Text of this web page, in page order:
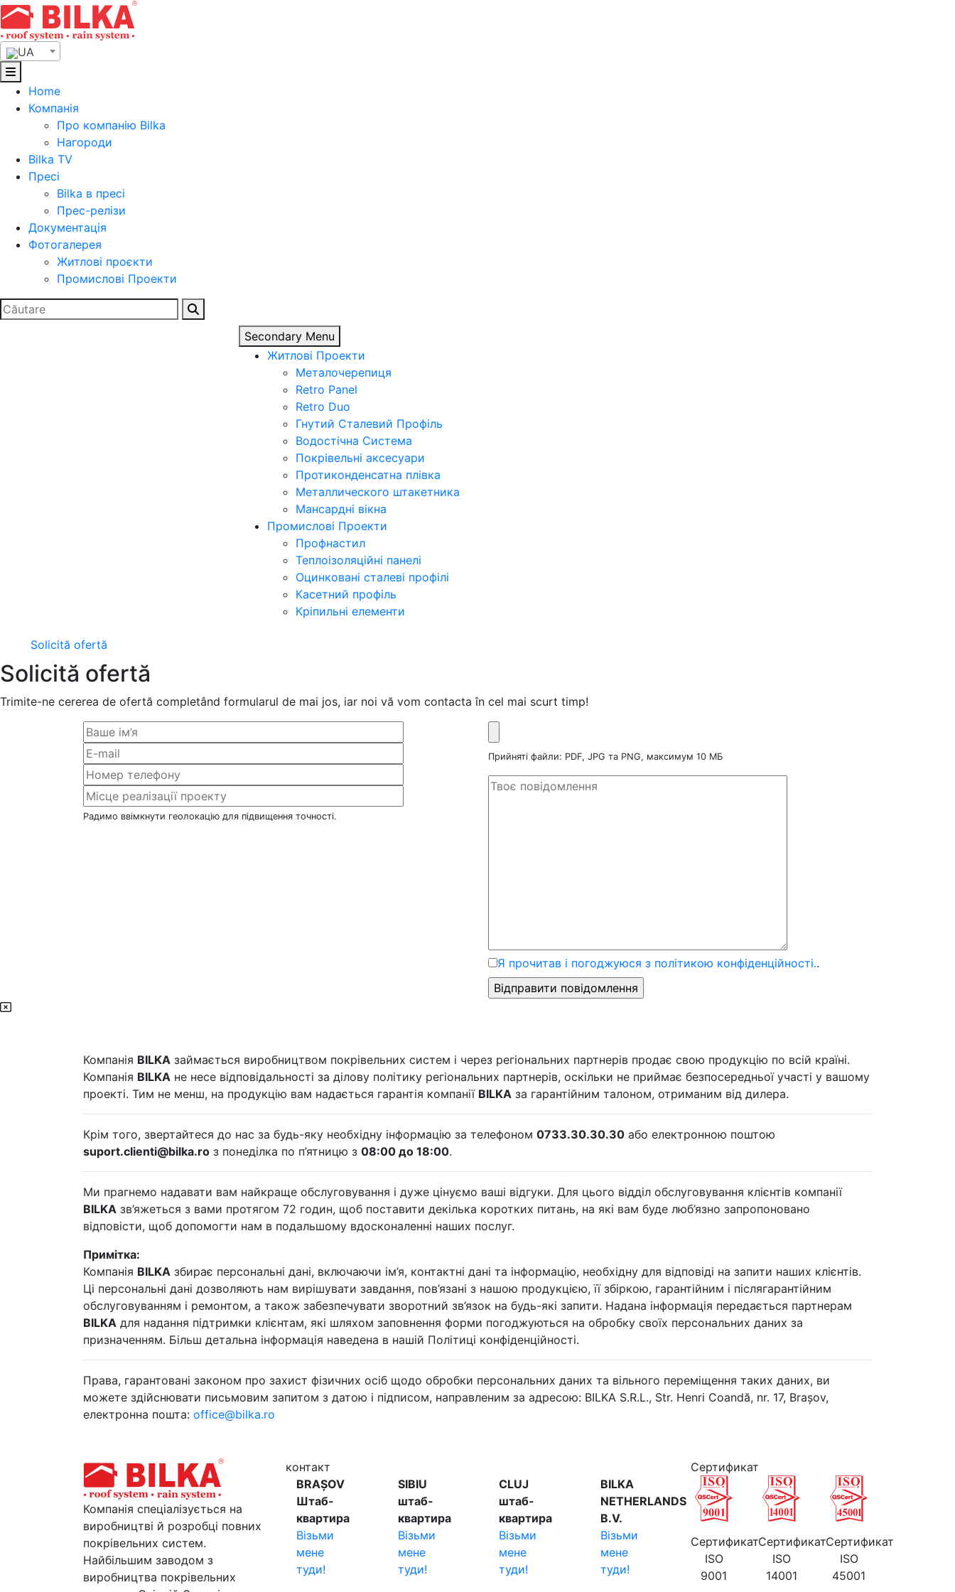
Skip
to
content
UA
Home
Компанія
Про компанію Bilka
Нагороди
Bilka TV
Пресі
Bilka в пресі
Прес-релізи
Документація
Фотогалерея
Житлові проєкти
Промислові Проекти
Search
for:
Secondary Menu
Житлові Проекти
Металочерепиця
Retro Panel
Retro Duo
Гнутий Сталевий Профіль
Водостічна Система
Покрівельні аксесуари
Протиконденсатна плівка
Металлического штакетника
Мансардні вікна
Промислові Проекти
Профнастил
Теплоізоляційні панелі
Оцинковані сталеві профілі
Касетний профіль
Кріпильні елементи
Solicită ofertă
Solicită ofertă
Trimite-ne cererea de ofertă completând formularul de mai jos, iar noi vă vom contacta în cel mai scurt timp!
Радимо ввімкнути геолокацію для підвищення точності.
Прийняті файли: PDF, JPG та PNG, максимум 10 МБ
Я прочитав і погоджуюся з політикою конфіденційності..
Компанія BILKA займається виробництвом покрівельних систем і через регіональних партнерів продає свою продукцію по всій країні.
Компанія BILKA не несе відповідальності за ділову політику регіональних партнерів, оскільки не приймає безпосередньої участі у вашому
проекті. Тим не менш, на продукцію вам надається гарантія компанії BILKA за гарантійним талоном, отриманим від дилера.
Крім того, звертайтеся до нас за будь-яку необхідну інформацію за телефоном 0733.30.30.30 або електронною поштою
suport.clienti@bilka.ro з понеділка по п’ятницю з 08:00 до 18:00.
Ми прагнемо надавати вам найкраще обслуговування і дуже цінуємо ваші відгуки. Для цього відділ обслуговування клієнтів компанії
BILKA зв’яжеться з вами протягом 72 годин, щоб поставити декілька коротких питань, на які вам буде люб’язно запропоновано
відповісти, щоб допомогти нам в подальшому вдосконаленні наших послуг.
Примітка:
Компанія BILKA збирає персональні дані, включаючи ім’я, контактні дані та інформацію, необхідну для відповіді на запити наших клієнтів.
Ці персональні дані дозволяють нам вирішувати завдання, пов’язані з нашою продукцією, її збіркою, гарантійним і післягарантійним
обслуговуванням і ремонтом, а також забезпечувати зворотний зв’язок на будь-які запити. Надана інформація передається партнерам
BILKA для надання підтримки клієнтам, які шляхом заповнення форми погоджуються на обробку своїх персональних даних за
призначенням. Більш детальна інформація наведена в нашій Політиці конфіденційності.
Права, гарантовані законом про захист фізичних осіб щодо обробки персональних даних та вільного переміщення таких даних, ви
можете здійснювати письмовим запитом з датою і підписом, направленим за адресою: BILKA S.R.L., Str. Henri Coandă, nr. 17, Brașov,
електронна пошта: office@bilka.ro
Компанія спеціалізується на
виробництві й розробці повних
покрівельних систем.
Найбільшим заводом з
виробництва покрівельних
контакт
BRAȘOV
Штаб-
квартира
Візьми
мене
туди!
SIBIU
штаб-
квартира
Візьми
мене
туди!
CLUJ
штаб-
квартира
Візьми
мене
туди!
BILKA
NETHERLANDS
B.V.
Візьми
мене
туди!
Cертификат
Cертификат
ISO
9001
Cертификат
ISO
14001
Cертификат
ISO
45001